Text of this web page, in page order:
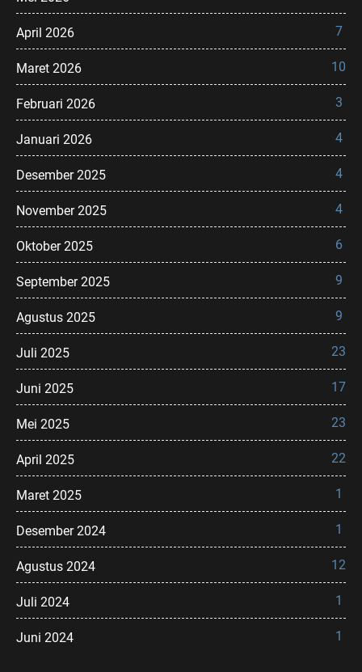
April 2026 7
Maret 2026 10
Februari 2026 3
Januari 2026 4
Desember 2025 4
November 2025 4
Oktober 2025 6
September 2025 9
Agustus 2025 9
Juli 2025 23
Juni 2025 17
Mei 2025 23
April 2025 22
Maret 2025 1
Desember 2024 1
Agustus 2024 12
Juli 2024 1
Juni 2024 1